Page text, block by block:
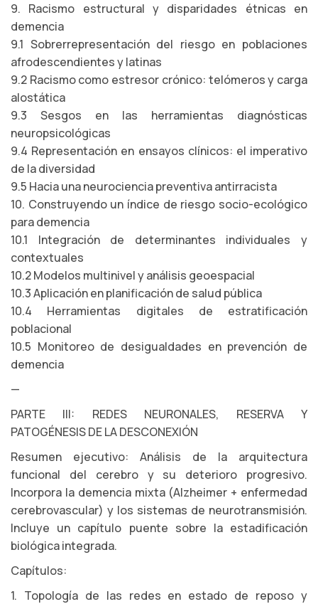
9. Racismo estructural y disparidades étnicas en
demencia
9.1 Sobrerrepresentación del riesgo en poblaciones
afrodescendientes y latinas
9.2 Racismo como estresor crónico: telómeros y carga
alostática
9.3 Sesgos en las herramientas diagnósticas
neuropsicológicas
9.4 Representación en ensayos clínicos: el imperativo
de la diversidad
9.5 Hacia una neurociencia preventiva antirracista
10. Construyendo un índice de riesgo socio-ecológico
para demencia
10.1 Integración de determinantes individuales y
contextuales
10.2 Modelos multinivel y análisis geoespacial
10.3 Aplicación en planificación de salud pública
10.4 Herramientas digitales de estratificación
poblacional
10.5 Monitoreo de desigualdades en prevención de
demencia
—
PARTE III: REDES NEURONALES, RESERVA Y
PATOGÉNESIS DE LA DESCONEXIÓN
Resumen ejecutivo: Análisis de la arquitectura
funcional del cerebro y su deterioro progresivo.
Incorpora la demencia mixta (Alzheimer + enfermedad
cerebrovascular) y los sistemas de neurotransmisión.
Incluye un capítulo puente sobre la estadificación
biológica integrada.
Capítulos:
1. Topología de las redes en estado de reposo y